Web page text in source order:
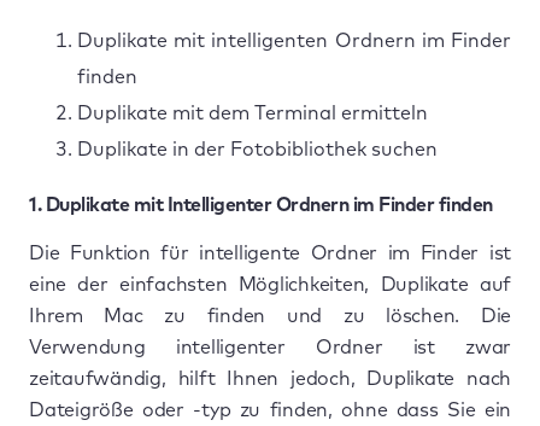
Duplikate mit intelligenten Ordnern im Finder
finden
Duplikate mit dem Terminal ermitteln
Duplikate in der Fotobibliothek suchen
1. Duplikate mit Intelligenter Ordnern im Finder finden
Die Funktion für intelligente Ordner im Finder ist
eine der einfachsten Möglichkeiten, Duplikate auf
Ihrem Mac zu finden und zu löschen. Die
Verwendung intelligenter Ordner ist zwar
zeitaufwändig, hilft Ihnen jedoch, Duplikate nach
Dateigröße oder -typ zu finden, ohne dass Sie ein